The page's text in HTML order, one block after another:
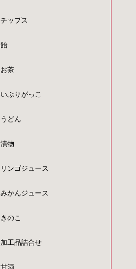
チップス
飴
お茶
いぶりがっこ
うどん
漬物
リンゴジュース
みかんジュース
きのこ
加工品詰合せ
甘酒